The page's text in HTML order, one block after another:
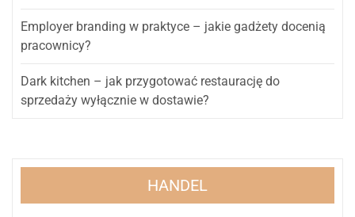
Employer branding w praktyce – jakie gadżety docenią
pracownicy?
Dark kitchen – jak przygotować restaurację do
sprzedaży wyłącznie w dostawie?
HANDEL